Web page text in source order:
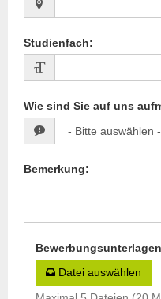
Studienfach:
Wie sind Sie auf uns
Bemerkung:
Bewerbungsunterlagen
Datei auswählen